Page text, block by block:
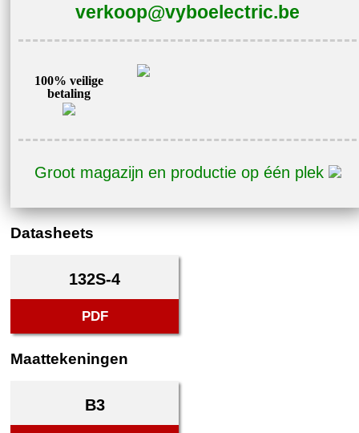
4
verkoop@vyboelectric.be
100% veilige
betaling
Groot magazijn en productie op één plek
Datasheets
132S-4
PDF
Maattekeningen
B3